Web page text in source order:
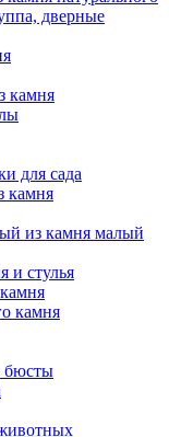
дверные
камня
для сада
камня
из камня малый
и стулья
камня
бюсты